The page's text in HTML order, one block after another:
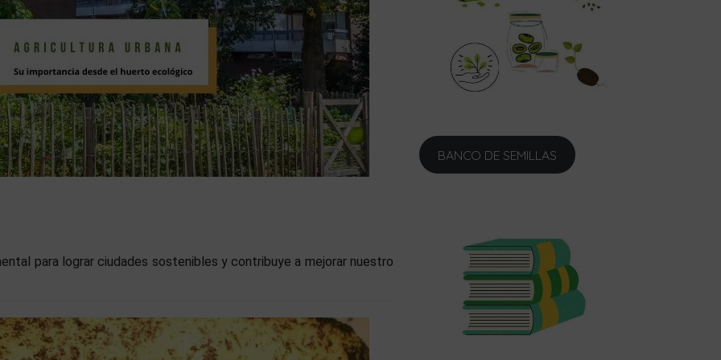
para lograr ciudades sostenibles y contribuye a mejorar nuestro
BANCO DE SEMILLAS